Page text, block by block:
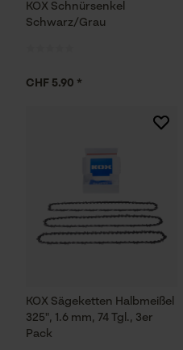
KOX Schnürsenkel
Schwarz/Grau
CHF 5.90 *
KOX Sägeketten Halbmeißel
325", 1.6 mm, 74 Tgl., 3er
Pack